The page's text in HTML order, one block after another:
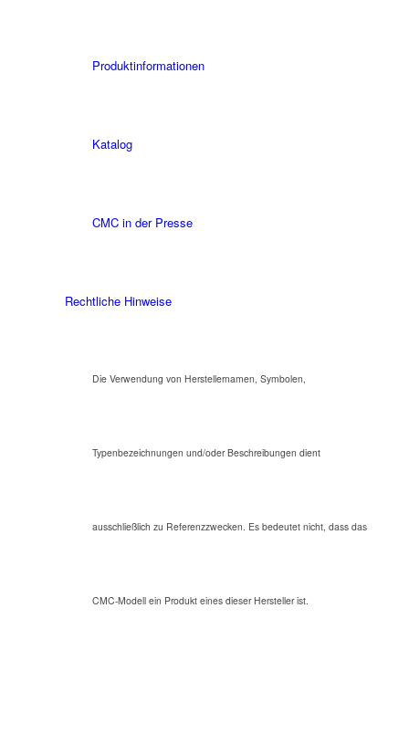
Produktinformationen
Katalog
CMC in der Presse
Rechtliche Hinweise
Die Verwendung von Herstellernamen, Symbolen,
Typenbezeichnungen und/oder Beschreibungen dient
ausschließlich zu Referenzzwecken. Es bedeutet nicht, dass das
CMC-Modell ein Produkt eines dieser Hersteller ist.